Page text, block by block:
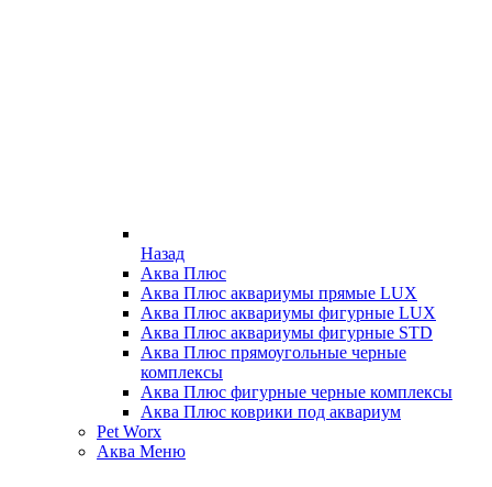
Назад
Аква Плюс
Аква Плюс аквариумы прямые LUX
Аква Плюс аквариумы фигурные LUX
Аква Плюс аквариумы фигурные STD
Аква Плюс прямоугольные черные
комплексы
Аква Плюс фигурные черные комплексы
Аква Плюс коврики под аквариум
Pet Worx
Аква Меню